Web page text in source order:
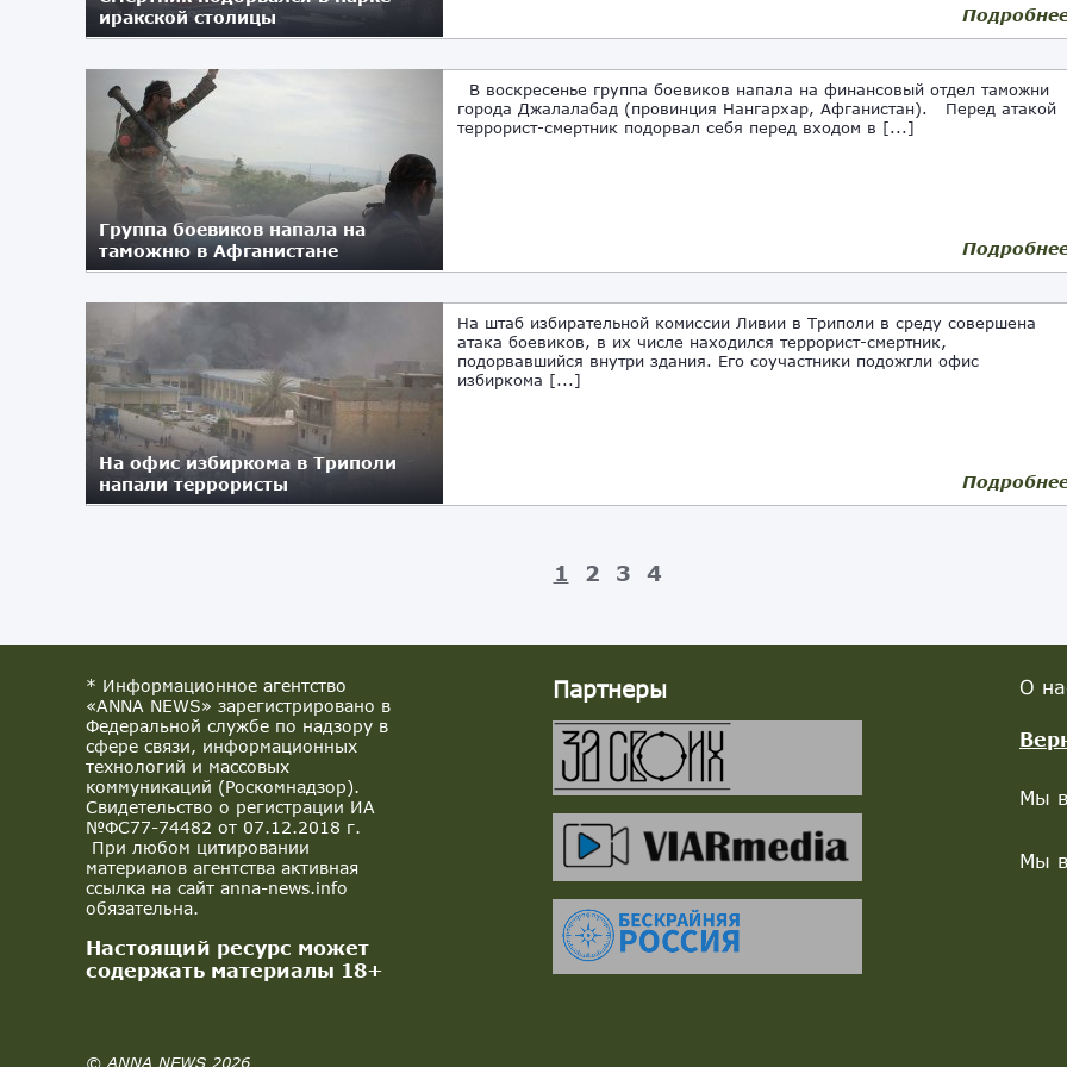
иракской столицы
24.05.2018
Группа боевиков напала на
таможню в Афганистане
В воскресенье группа боевиков напала на финансовый отдел таможни
города Джалалабад (провинция Нангархар, Афганистан). Перед атакой
террорист-смертник подорвал себя перед входом в [...]
13.05.2018
На офис избиркома в Триполи
напали террористы
На штаб избирательной комиссии Ливии в Триполи в среду совершена
атака боевиков, в их числе находился террорист-смертник,
подорвавшийся внутри здания. Его соучастники подожгли офис
избиркома [...]
02.05.2018
1 2 3 4
* Информационное агентство
«ANNA NEWS» зарегистрировано в
Федеральной службе по надзору в
сфере связи, информационных
технологий и массовых
коммуникаций (Роскомнадзор).
Свидетельство о регистрации ИА
№ФС77-74482 от 07.12.2018 г.
При любом цитировании
материалов агентства активная
ссылка на сайт anna-news.info
обязательна.
Настоящий ресурс может
содержать материалы 18+
© ANNA NEWS 2026
Партнеры О
Мы
Мы